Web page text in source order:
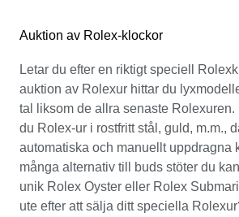
Auktion av Rolex-klockor
Letar du efter en riktigt speciell
auktion av Rolexur hittar du
tal liksom de allra senaste Rolexuren.
du Rolex-ur i rostfritt stål, guld, m.m.,
automatiska och manuellt uppdragna
många alternativ till buds stöter du
unik Rolex Oyster eller Rolex
ute efter att sälja ditt speciella